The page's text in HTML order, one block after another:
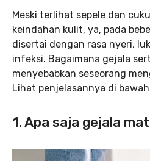
Meski terlihat sepele dan
keindahan kulit, ya, pada
disertai dengan rasa nyeri,
infeksi. Bagaimana gejala
menyebabkan seseorang
Lihat penjelasannya di
1. Apa saja gejala